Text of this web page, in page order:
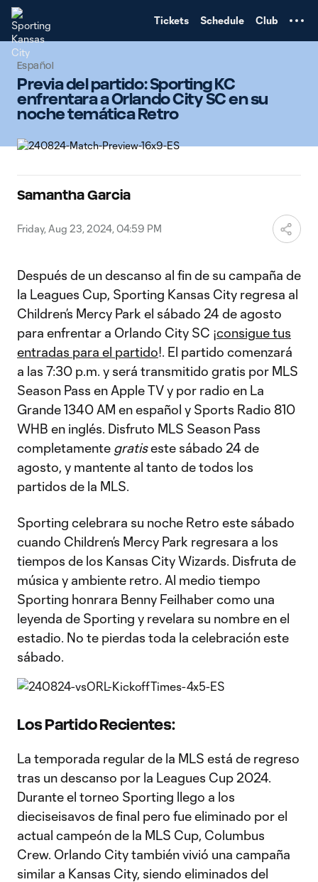
Tickets Schedule Club
Español
Previa del partido: Sporting KC
enfrentara a Orlando City SC en su
noche temática Retro
Samantha Garcia
Friday, Aug 23, 2024, 04:59 PM
Después de un descanso al fin de su campaña de
la Leagues Cup, Sporting Kansas City regresa al
Children’s Mercy Park el sábado 24 de agosto
para enfrentar a Orlando City SC ¡consigue tus
entradas para el partido!. El partido comenzará
a las 7:30 p.m. y será transmitido gratis por MLS
Season Pass en Apple TV y por radio en La
Grande 1340 AM en español y Sports Radio 810
WHB en inglés. Disfruto MLS Season Pass
completamente gratiseste sábado 24 de
agosto, y mantente al tanto de todos los
partidos de la MLS.
Sporting celebrara su noche Retro este sábado
cuando Children’s Mercy Park regresara a los
tiempos de los Kansas City Wizards. Disfruta de
música y ambiente retro. Al medio tiempo
Sporting honrara Benny Feilhaber como una
leyenda de Sporting y revelara su nombre en el
estadio. No te pierdas toda la celebración este
sábado.
Los Partido Recientes:
La temporada regular de la MLS está de regreso
tras un descanso por la Leagues Cup 2024.
Durante el torneo Sporting llego a los
dieciseisavos de final pero fue eliminado por el
actual campeón de la MLS Cup, Columbus
Crew. Orlando City también vivió una campaña
similar a Kansas City, siendo eliminados del